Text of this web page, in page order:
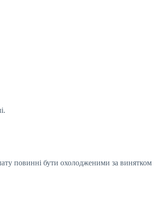
повинні бути охолодженими за винятком